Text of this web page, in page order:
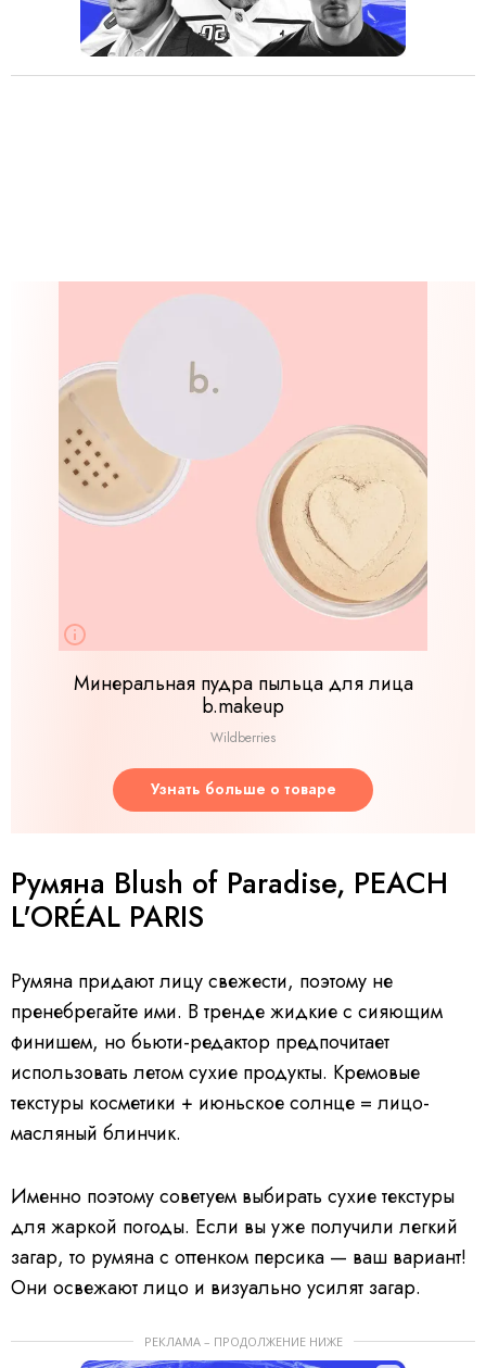
Минеральная пудра пыльца для лица
b.makeup
Wildberries
Узнать больше о товаре
Румяна Blush of Paradise, PEACH
L'ORÉAL PARIS
Румяна придают лицу свежести, поэтому не
пренебрегайте ими. В тренде жидкие с сияющим
финишем, но бьюти-редактор предпочитает
использовать летом сухие продукты. Кремовые
текстуры косметики + июньское солнце = лицо-
масляный блинчик.
Именно поэтому советуем выбирать сухие текстуры
для жаркой погоды. Если вы уже получили легкий
загар, то румяна с оттенком персика — ваш вариант!
Они освежают лицо и визуально усилят загар.
РЕКЛАМА – ПРОДОЛЖЕНИЕ НИЖЕ